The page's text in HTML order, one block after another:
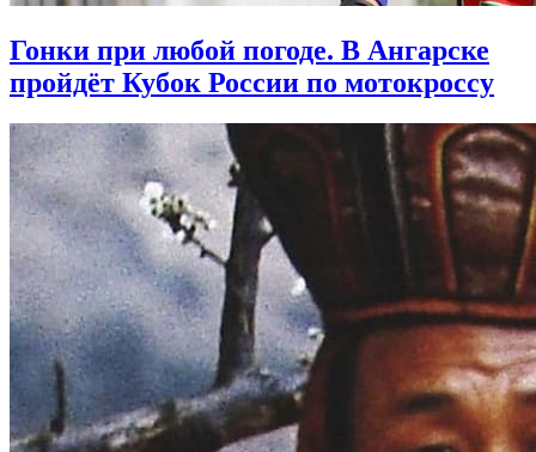
Гонки при любой погоде. В Ангарске
пройдёт Кубок России по мотокроссу